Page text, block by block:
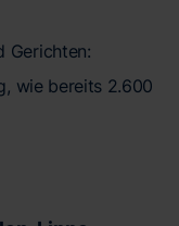
Gerichten:
wie bereits 2.600